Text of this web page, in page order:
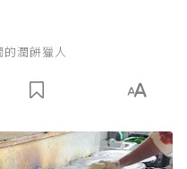
潤餅獵人